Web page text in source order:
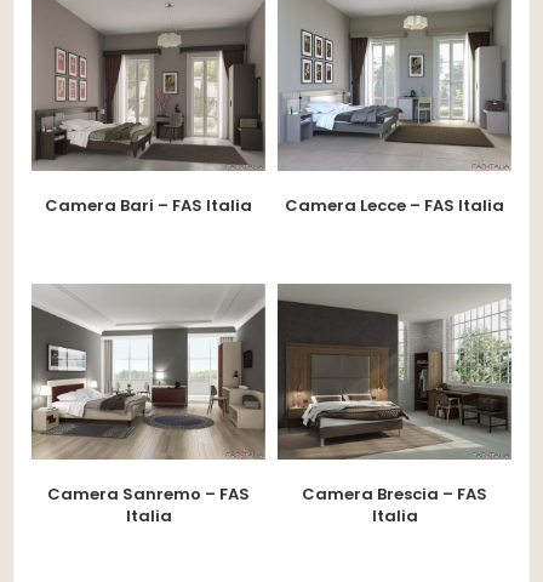
Camera Bari – FAS Italia Camera Lecce – FAS Italia
Camera Sanremo – FAS
Italia
Camera Brescia – FAS
Italia